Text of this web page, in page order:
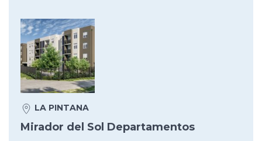
LA PINTANA
Mirador del Sol Departamentos